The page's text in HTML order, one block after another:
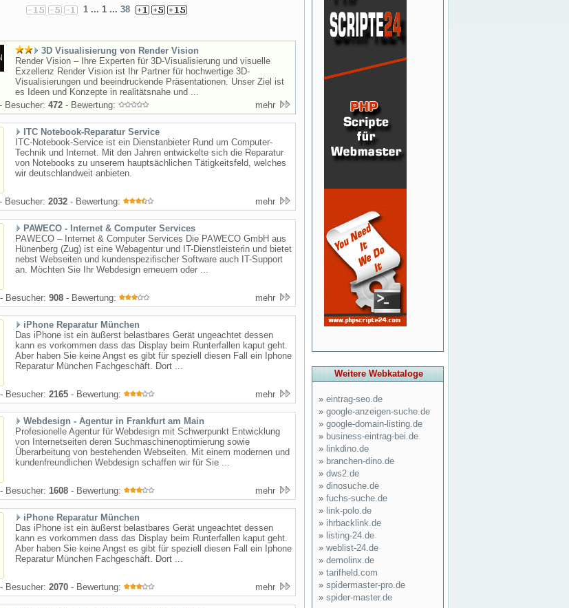
1 ... 1 ... 38
3D Visualisierung von Render Vision
Render Vision – Ihre Experten für 3D-Visualisierung und visuelle
Exzellenz Render Vision ist Ihr Partner für hochwertige 3D-
Visualisierungen und beeindruckende Präsentationen. Unser Ziel ist
es Ideen und Konzepte in realitätsnahe und ...
Besucher: 472 - Bewertung: mehr
ITC Notebook-Reparatur Service
ITC-Notebook-Service ist ein Dienstanbieter Rund um Computer-
Technik und Internet. Mit den Jahren entwickelte sich die Reparatur
von Notebooks zu unserem hauptsächlichen Tätigkeitsfeld, welches
wir deutschlandweit anbieten.
- Besucher: 2032 - Bewertung: mehr
PAWECO - Internet & Computer Services
PAWECO – Internet & Computer Services Die PAWECO GmbH aus
Hünenberg (Zug) ist eine Webagentur und IT-Dienstleisterin und bietet
nebst Webseiten und kundenspezifischer Software auch IT-Support
an. Möchten Sie Ihr Webdesign erneuern oder ...
- Besucher: 908 - Bewertung: mehr
iPhone Reparatur München
Das iPhone ist ein äußerst belastbares Gerät ungeachtet dessen
kann es vorkommen dass das Display beim Runterfallen kaput geht.
Aber haben Sie keine Angst es gibt für speziell diesen Fall ein Iphone
Reparatur München Fachgeschäft. Dort ...
- Besucher: 2165 - Bewertung: mehr
Webdesign - Agentur in Frankfurt am Main
Profesionelle Agentur für Webdesign mit Schwerpunkt Entwicklung
von Internetseiten deren Suchmaschinenoptimierung sowie
Überarbeitung von bestehenden Webseiten. Mit einem modernen und
kundenfreundlichen Webdesign schaffen wir für Sie ...
- Besucher: 1608 - Bewertung: mehr
iPhone Reparatur München
Das iPhone ist ein äußerst belastbares Gerät ungeachtet dessen
kann es vorkommen dass das Display beim Runterfallen kaput geht.
Aber haben Sie keine Angst es gibt für speziell diesen Fall ein Iphone
Reparatur München Fachgeschäft. Dort ...
- Besucher: 2070 - Bewertung: mehr
Weitere Webkataloge
» eintrag-seo.de
» google-anzeigen-suche.de
» google-domain-listing.de
» business-eintrag-bei.de
» linkdino.de
» branchen-dino.de
» dws2.de
» dinosuche.de
» fuchs-suche.de
» link-polo.de
» ihrbacklink.de
» listing-24.de
» weblist-24.de
» demolinx.de
» tarifheld.com
» spidermaster-pro.de
» spider-master.de